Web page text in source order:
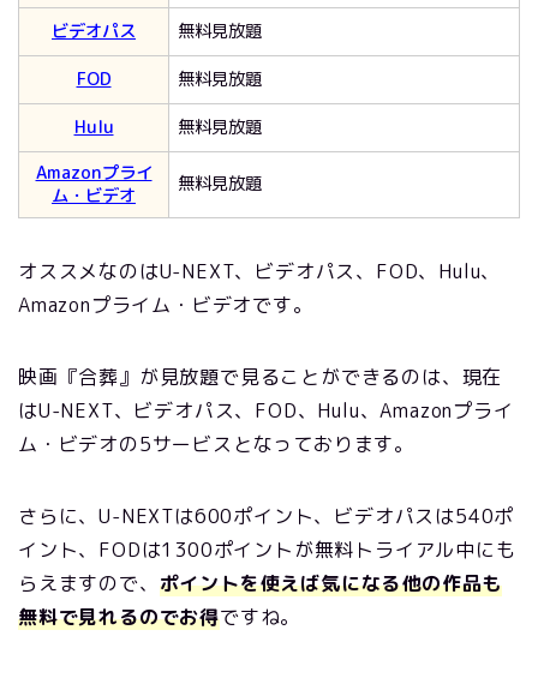
ビデオパス
無料見放題
FOD
無料見放題
Hulu
無料見放題
Amazonプライ
ム・ビデオ
無料見放題
オススメなのはU-NEXT、ビデオパス、FOD、Hulu、
Amazonプライム・ビデオです。
映画『合葬』が見放題で見ることができるのは、現在
はU-NEXT、ビデオパス、FOD、Hulu、Amazonプライ
ム・ビデオの5サービスとなっております。
さらに、U-NEXTは600ポイント、ビデオパスは540ポ
イント、FODは1300ポイントが無料トライアル中にも
らえますので、 ポイントを使えば気になる他の作品も
無料で見れるのでお得ですね。